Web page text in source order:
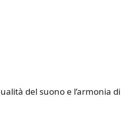
del suono e l’armonia di